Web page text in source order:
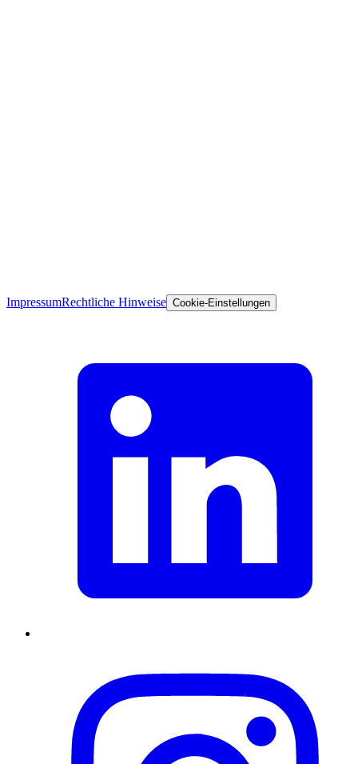
ImpressumRechtliche Hinweise Cookie-Einstellungen